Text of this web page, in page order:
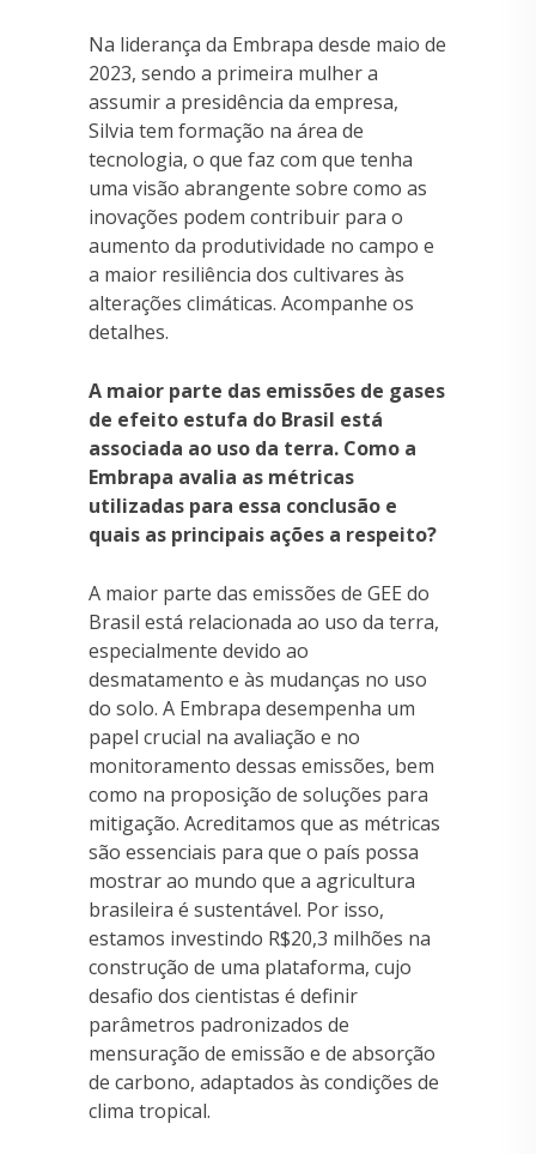
Na liderança da Embrapa desde maio de
2023, sendo a primeira mulher a
assumir a presidência da empresa,
Silvia tem formação na área de
tecnologia, o que faz com que tenha
uma visão abrangente sobre como as
inovações podem contribuir para o
aumento da produtividade no campo e
a maior resiliência dos cultivares às
alterações climáticas. Acompanhe os
detalhes.
A maior parte das emissões de gases
de efeito estufa do Brasil está
associada ao uso da terra. Como a
Embrapa avalia as métricas
utilizadas para essa conclusão e
quais as principais ações a respeito?
A maior parte das emissões de GEE do
Brasil está relacionada ao uso da terra,
especialmente devido ao
desmatamento e às mudanças no uso
do solo. A Embrapa desempenha um
papel crucial na avaliação e no
monitoramento dessas emissões, bem
como na proposição de soluções para
mitigação. Acreditamos que as métricas
são essenciais para que o país possa
mostrar ao mundo que a agricultura
brasileira é sustentável. Por isso,
estamos investindo R$20,3 milhões na
construção de uma plataforma, cujo
desafio dos cientistas é definir
parâmetros padronizados de
mensuração de emissão e de absorção
de carbono, adaptados às condições de
clima tropical.